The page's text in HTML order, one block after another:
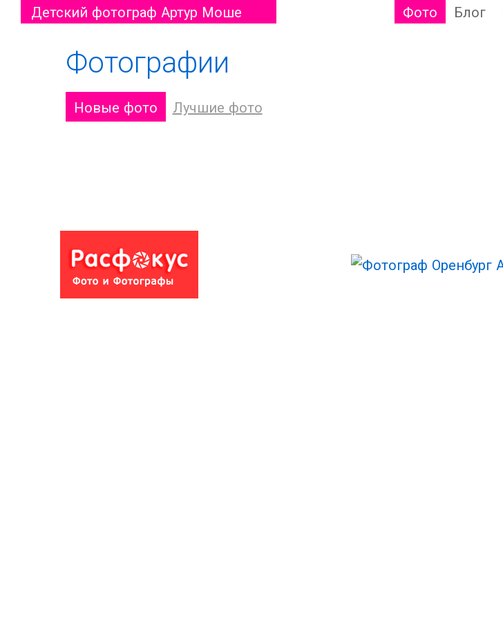
Детский фотограф Артур Моше Фото Блог
Фотографии
Новые фото Лучшие фото